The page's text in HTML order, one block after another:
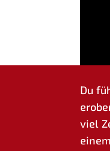
Du
viel